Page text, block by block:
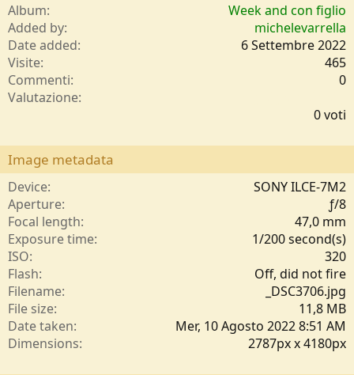
Album
Week and con figlio
Added by
michelevarrella
Date added
6 Settembre 2022
Visite
465
Commenti
0
Valutazione
0
t
e
l
/
a
0 voti
Image metadata
Device
SONY ILCE-7M2
Aperture
ƒ/8
Focal length
47,0 mm
Exposure time
1/200 second(s)
ISO
320
Flash
Off, did not fire
Filename
_DSC3706.jpg
File size
11,8 MB
Date taken
Mer, 10 Agosto 2022 8:51 AM
Dimensions
2787px x 4180px